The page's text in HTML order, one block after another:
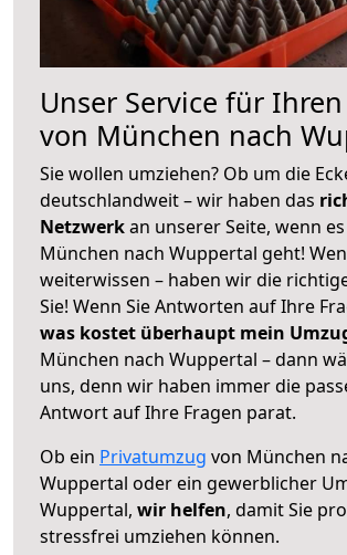
Unser Service für
von München nach
Sie wollen umziehen? Ob um die
deutschlandweit – wir haben das
Netzwerkan unserer Seite, wenn
München nach Wuppertal geht!
weiterwissen – haben wir die
Sie! Wenn Sie Antworten auf Ihre
was kostet überhaupt mein
München nach Wuppertal – dann
uns, denn wir haben immer die
Antwort auf Ihre Fragen parat.
Ob ein Privatumzug von München
Wuppertal oder ein gewerblicher
Wuppertal, wir helfen, damit Sie
stressfrei umziehen können.